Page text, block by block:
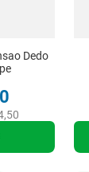
Dedo
,50